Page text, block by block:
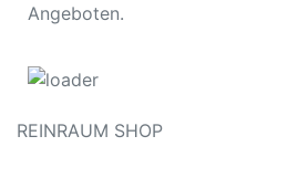
Angeboten.
REINRAUM SHOP